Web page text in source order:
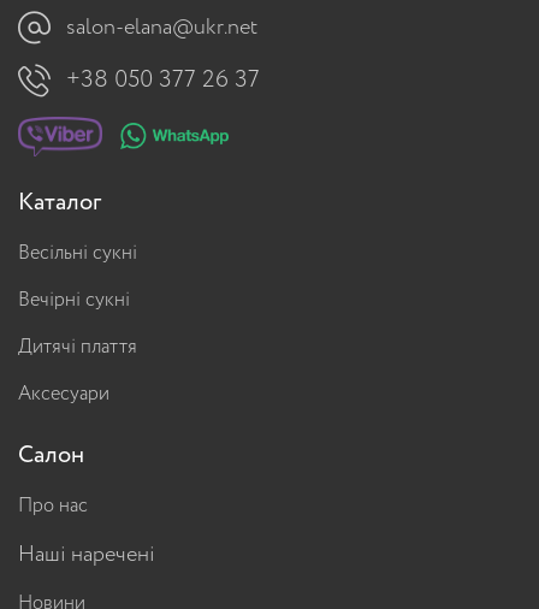
salon-elana@ukr.net
+38 050 377 26 37
Каталог
Весільні сукні
Вечірні сукні
Дитячі плаття
Аксесуари
Салон
Про нас
Наші наречені
Новини